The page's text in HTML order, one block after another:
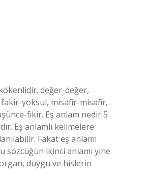
değer-değer,
fakir-yoksul, misafir-misafir,
fikir. Eş anlam nedir 5
Eş anlamlı kelimelere
Fakat eş anlamı
sözcüğün ikinci anlamı yine
duygu ve hislerin